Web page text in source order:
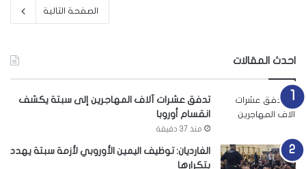
الصفحة التالية
احدث المقالات
تدفق عشرات آلاف المهاجرين إلى سبتة يكشف
انقسام أوروبا
منذ 37 دقيقة
الغارديان: توظيف اليمين الأوروبي لأزمة سبتة يهدد
بتكرارها